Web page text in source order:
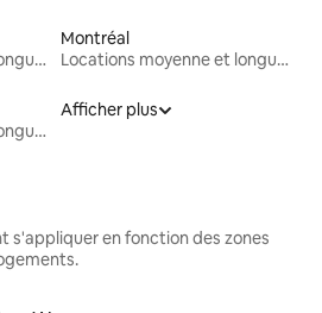
Locations moyenne et longue durée
Montréal
Locations moyenne et longue durée
Locations moyenne et longue durée
Afficher plus
s'appliquer en fonction des zones